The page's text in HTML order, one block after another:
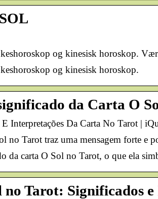
og kinesisk horoskop.
og kinesisk horoskop.
da Carta O
Interpretações Da Carta No Tarot |
Tarot traz uma mensagem forte e
da carta O Sol no Tarot, o que ela
no Tarot: Significados